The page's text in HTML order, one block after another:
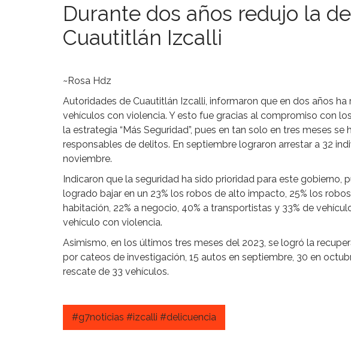
Durante dos años redujo la
Cuautitlán Izcalli
~Rosa Hdz
Autoridades de Cuautitlán Izcalli, informaron que en dos años ha
vehículos con violencia. Y esto fue gracias al compromiso con
la estrategia “Más Seguridad”, pues en tan solo en tres meses
responsables de delitos. En septiembre lograron arrestar a 32
noviembre.
Indicaron que la seguridad ha sido prioridad para este gobierno,
logrado bajar en un 23% los robos de alto impacto, 25% los
habitación, 22% a negocio, 40% a transportistas y 33% de
vehículo con violencia.
Asimismo, en los últimos tres meses del 2023, se logró la
por cateos de investigación, 15 autos en septiembre, 30 en
rescate de 33 vehículos.
#g7noticias #izcalli #delicuencia